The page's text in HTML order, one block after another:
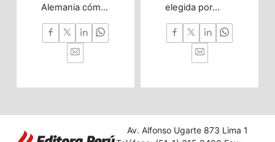
Alemania cómo
la inteligencia
artificial puede
predecir
trastornos del
cerebral desde
prenatal hasta
elegida por
OpenAI gracias
a chatbot que
ayuda a
vendedores
gestionar sus
Av. Alfonso Ugarte 873 Lima 1